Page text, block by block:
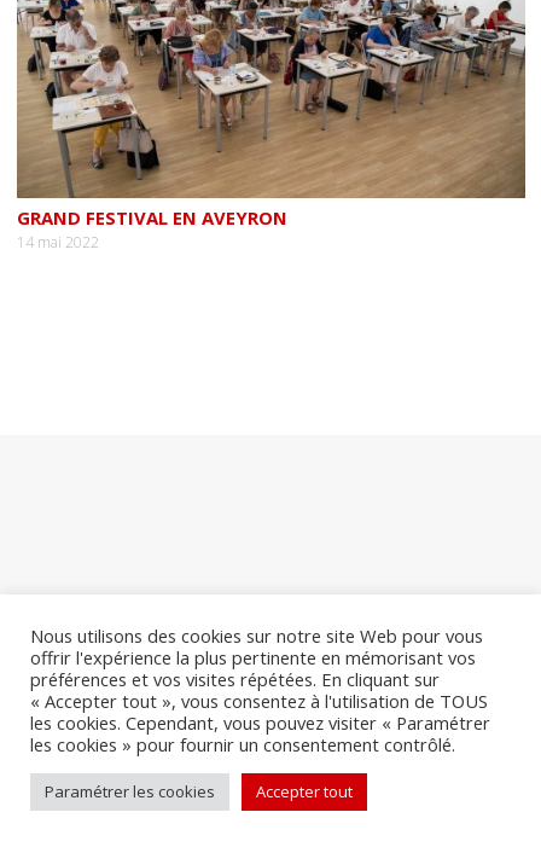
GRAND FESTIVAL EN AVEYRON
14 mai 2022
INFORMATIONS
Nous utilisons des cookies sur notre site Web pour vous
offrir l'expérience la plus pertinente en mémorisant vos
préférences et vos visites répétées. En cliquant sur
« Accepter tout », vous consentez à l'utilisation de TOUS
les cookies. Cependant, vous pouvez visiter « Paramétrer
les cookies » pour fournir un consentement contrôlé.
Paramétrer les cookies Accepter tout